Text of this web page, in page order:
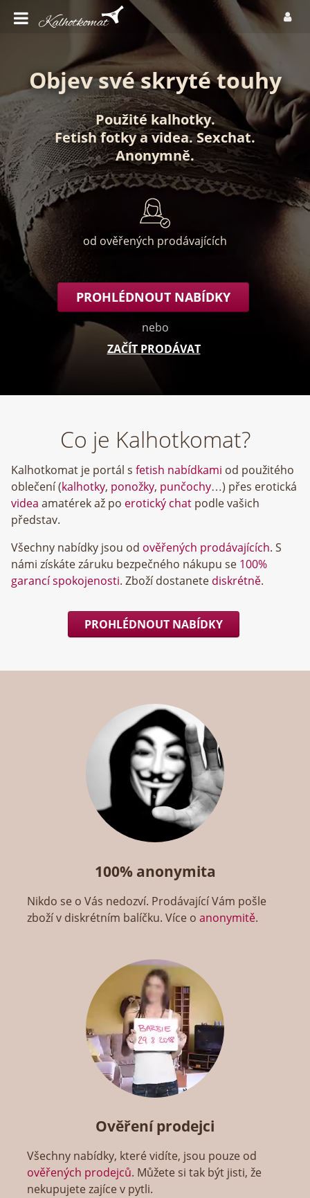
Objev své skryté touhy
Použité kalhotky.
Fetish fotkyavidea.Sexchat.
Anonymně.
od ověřených prodávajících
PROHLÉDNOUT NABÍDKY
nebo
ZAČÍT PRODÁVAT
Co je Kalhotkomat?
Kalhotkomat je portál s fetish nabídkami od použitého
oblečení (kalhotky, ponožky, punčochy…) přes erotická
videa amatérek až po erotický chat podle vašich
představ.
Všechny nabídky jsou od ověřených prodávajících. S
námi získáte záruku bezpečného nákupu se 100%
garancí spokojenosti. Zboží dostanete diskrétně.
PROHLÉDNOUT NABÍDKY
100% anonymita
Nikdo se o Vás nedozví. Prodávající Vám pošle
zboží v diskrétním balíčku. Více oanonymitě.
Ověření prodejci
Všechny nabídky, které vidíte, jsou pouze od
ověřených prodejců. Můžete si tak být jisti, že
nekupujete zajíce v pytli.